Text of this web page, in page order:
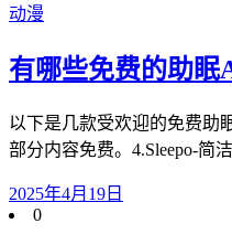
动漫
有哪些免费的助眠
以下是几款受欢迎的免费助
部分内容免费。4.Sleepo-简
2025年4月19日
0